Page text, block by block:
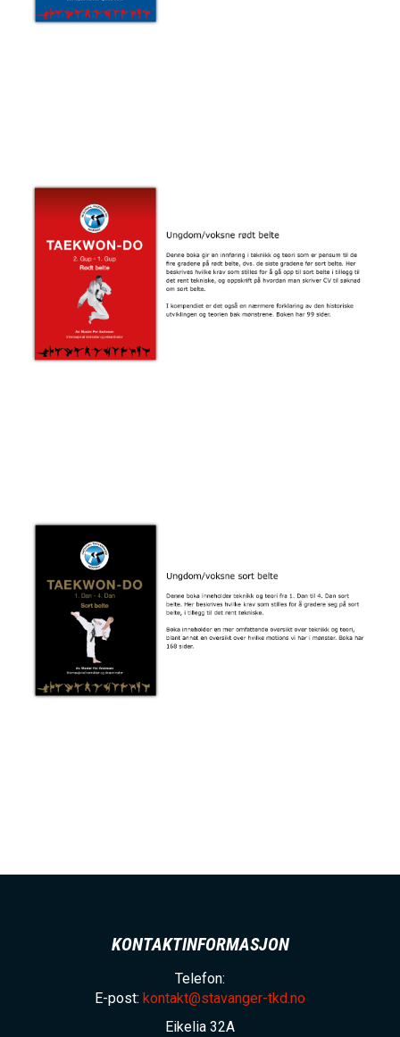
KONTAKTINFORMASJON
Telefon:
E-post: kontakt@stavanger-tkd.no
Eikelia 32A